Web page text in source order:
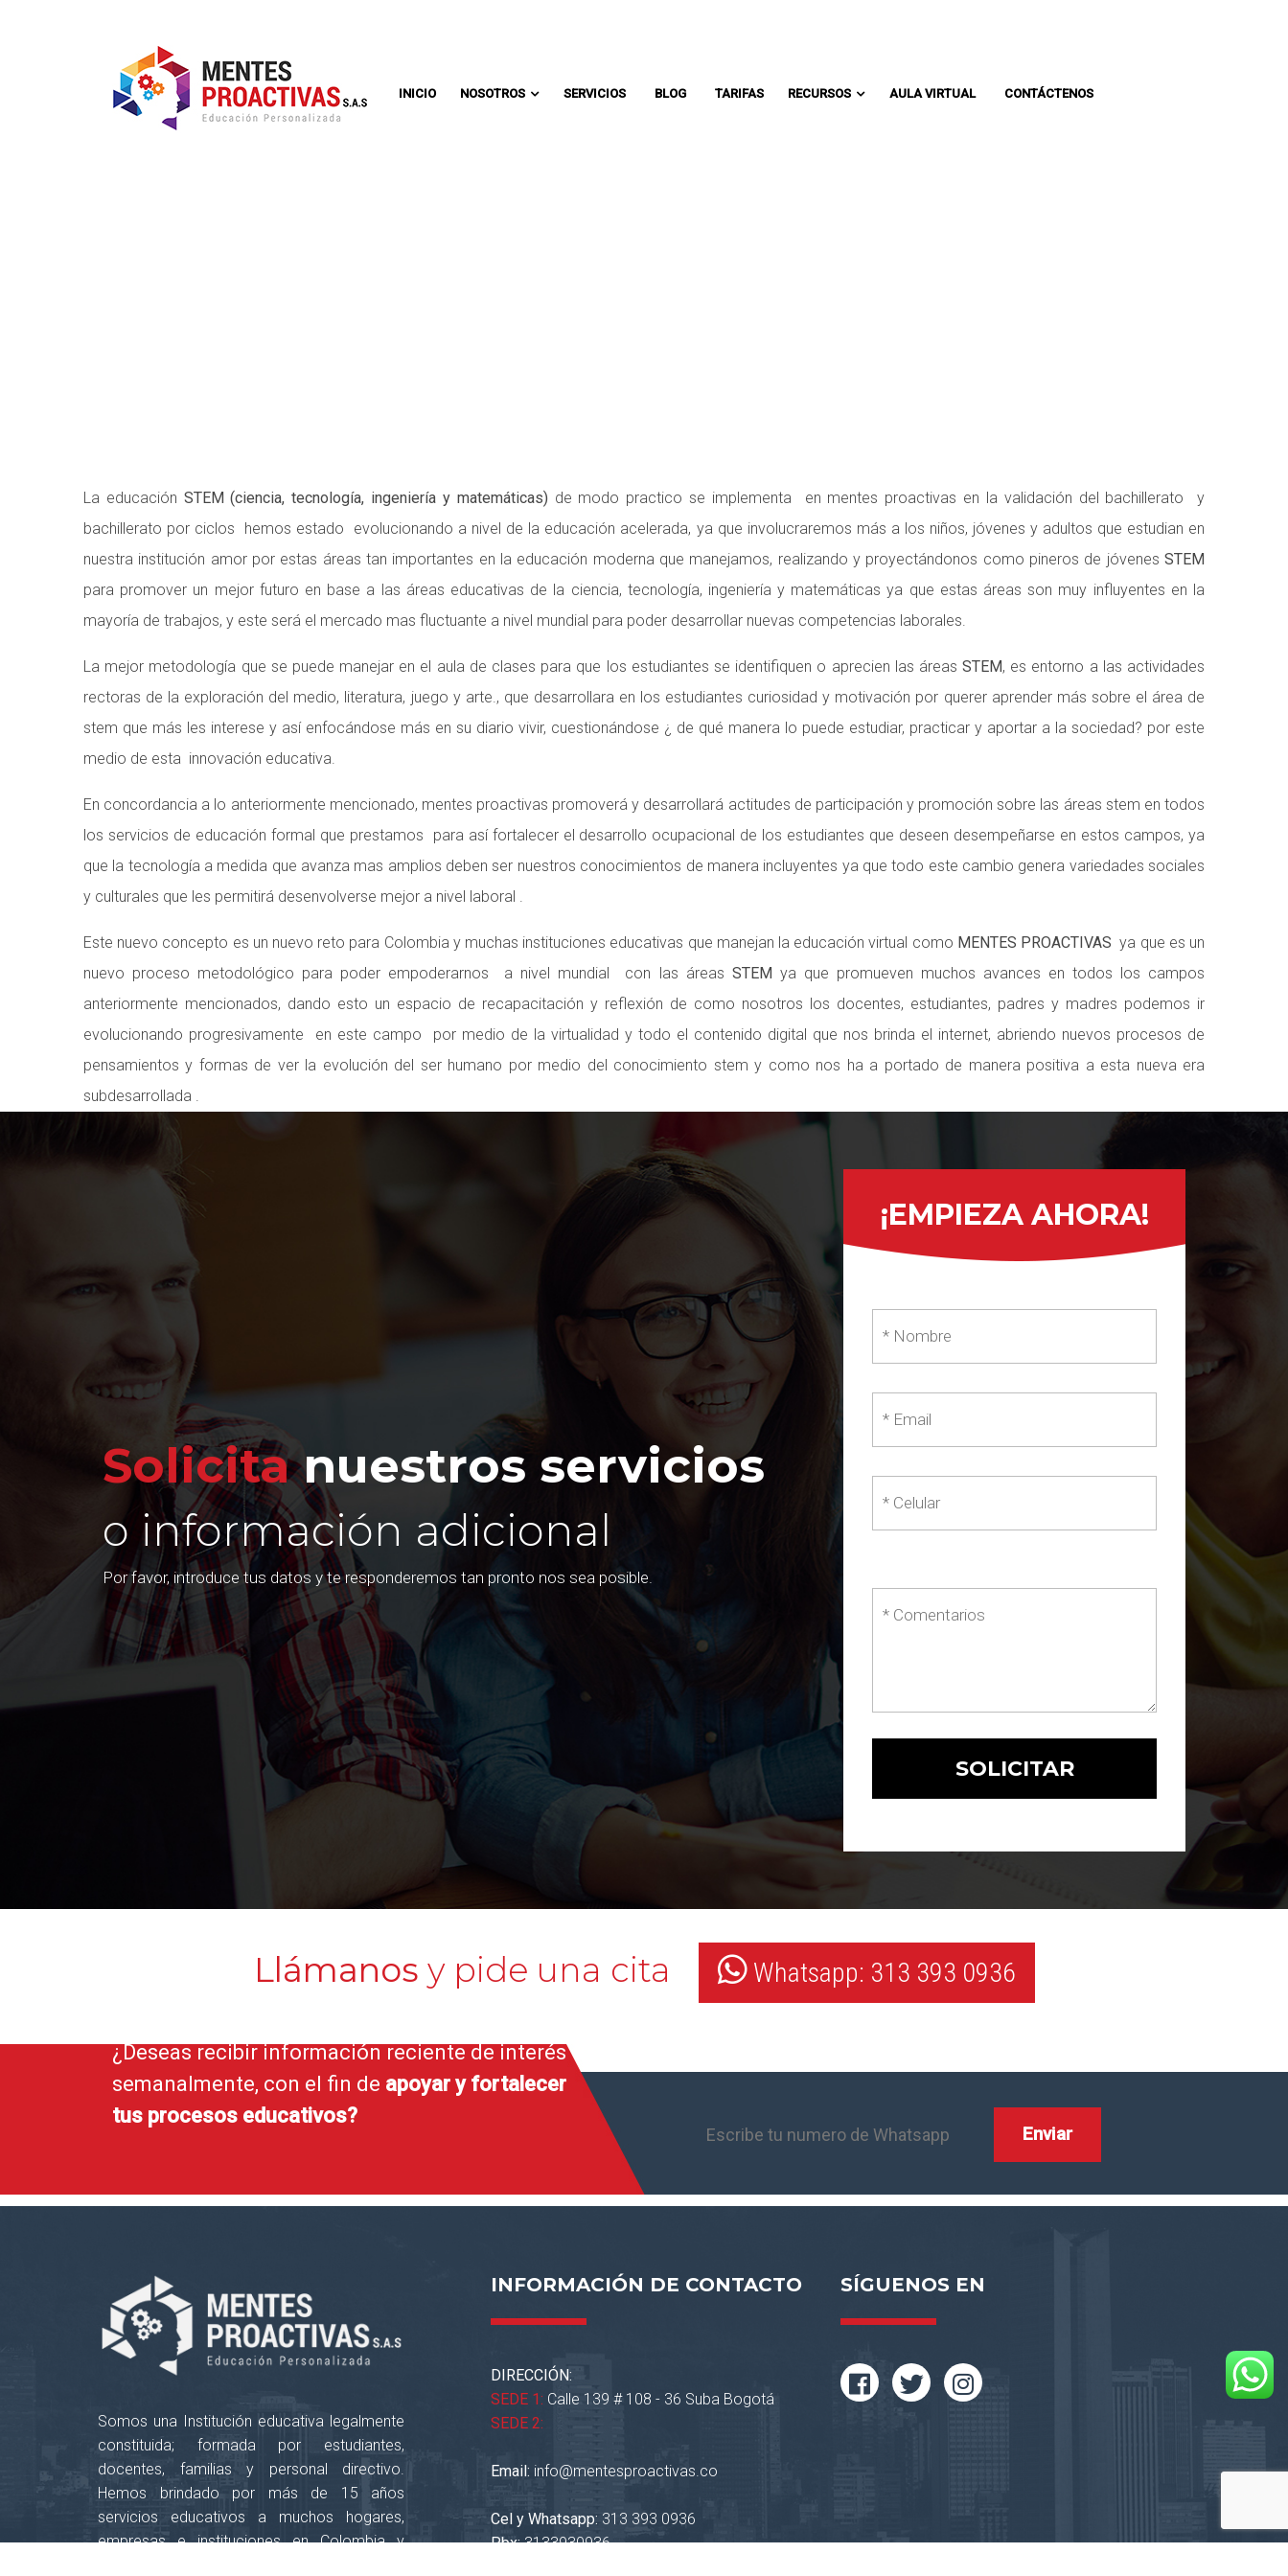
INICIO NOSOTROS SERVICIOS BLOG TARIFAS RECURSOS AULA VIRTUAL CONTÁCTENOS
La educación STEM (ciencia, tecnología, ingeniería y matemáticas) de modo practico se implementa en mentes proactivas en la validación del bachillerato y
bachillerato por ciclos hemos estado evolucionando a nivel de la educación acelerada, ya que involucraremos más a los niños, jóvenes y adultos que estudian en
nuestra institución amor por estas áreas tan importantes en la educación moderna que manejamos, realizando y proyectándonos como pineros de jóvenes STEM
para promover un mejor futuro en base a las áreas educativas de la ciencia, tecnología, ingeniería y matemáticas ya que estas áreas son muy influyentes en la
mayoría de trabajos, y este será el mercado mas fluctuante a nivel mundial para poder desarrollar nuevas competencias laborales.
La mejor metodología que se puede manejar en el aula de clases para que los estudiantes se identifiquen o aprecien las áreasSTEM, es entorno a las actividades
rectoras de la exploración del medio, literatura, juego y arte., que desarrollara en los estudiantes curiosidad y motivación por querer aprender más sobre el área de
stem que más les interese y así enfocándose más en su diario vivir, cuestionándose ¿ de qué manera lo puede estudiar, practicar y aportar a la sociedad? por este
medio de esta innovación educativa.
En concordancia a lo anteriormente mencionado, mentes proactivas promoverá y desarrollará actitudes de participación y promoción sobre las áreas stem en todos
los servicios de educación formal que prestamos para así fortalecer el desarrollo ocupacional de los estudiantes que deseen desempeñarse en estos campos, ya
que la tecnología a medida que avanza mas amplios deben ser nuestros conocimientos de manera incluyentes ya que todo este cambio genera variedades sociales
y culturales que les permitirá desenvolverse mejor a nivel laboral .
Este nuevo concepto es un nuevo reto para Colombia y muchas instituciones educativas que manejan la educación virtual como MENTES PROACTIVAS ya que es un
nuevo proceso metodológico para poder empoderarnos a nivel mundial con las áreas STEM ya que promueven muchos avances en todos los campos
anteriormente mencionados, dando esto un espacio de recapacitación y reflexión de como nosotros los docentes, estudiantes, padres y madres podemos ir
evolucionando progresivamente en este campo por medio de la virtualidad y todo el contenido digital que nos brinda el internet, abriendo nuevos procesos de
pensamientos y formas de ver la evolución del ser humano por medio del conocimiento stem y como nos ha a portado de manera positiva a esta nueva era
subdesarrollada .
Solicitanuestros servicios
o información adicional
Por favor, introduce tus datos y te responderemos tan pronto nos sea posible.
¡EMPIEZA AHORA!
Llámanos y pide una cita Whatsapp: 313 393 0936
¿Deseas recibir información reciente de interés
semanalmente, con el fin de apoyar y fortalecer
tus procesos educativos?
Somos una Institución educativa legalmente
constituida; formada por estudiantes,
docentes, familias y personal directivo.
Hemos brindado por más de 15 años
servicios educativos a muchos hogares,
empresas e instituciones en Colombia y
INFORMACIÓN DE CONTACTO
DIRECCIÓN:
SEDE 1: Calle 139 # 108 - 36 Suba Bogotá
SEDE 2:
Email: info@mentesproactivas.co
Cel y Whatsapp: 313 393 0936
Pbx:3133930936
SÍGUENOS EN